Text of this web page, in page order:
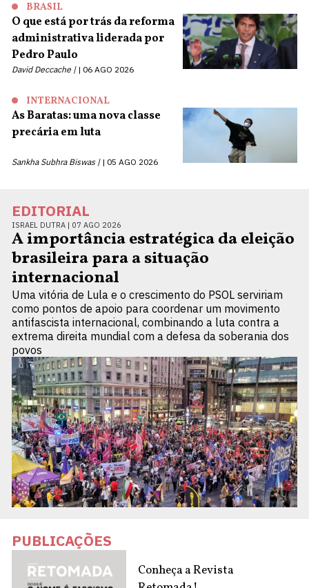
BRASIL
O que está por trás da reforma
administrativa liderada por
Pedro Paulo
David Deccache | 06 AGO 2026
INTERNACIONAL
As Baratas: uma nova classe
precária em luta
Sankha Subhra Biswas | 05 AGO 2026
EDITORIAL
ISRAEL DUTRA | 07 AGO 2026
A importância estratégica da eleição
brasileira para a situação
internacional
Uma vitória de Lula e o crescimento do PSOL serviriam
como pontos de apoio para coordenar um movimento
antifascista internacional, combinando a luta contra a
extrema direita mundial com a defesa da soberania dos
povos
PUBLICAÇÕES
Conheça a Revista